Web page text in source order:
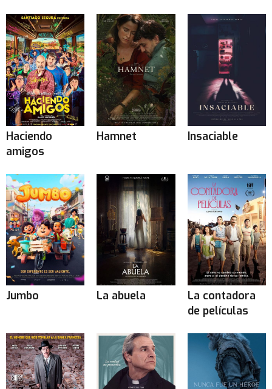
Haciendo
amigos
Hamnet Insaciable
Jumbo La abuela
La contadora
de películas